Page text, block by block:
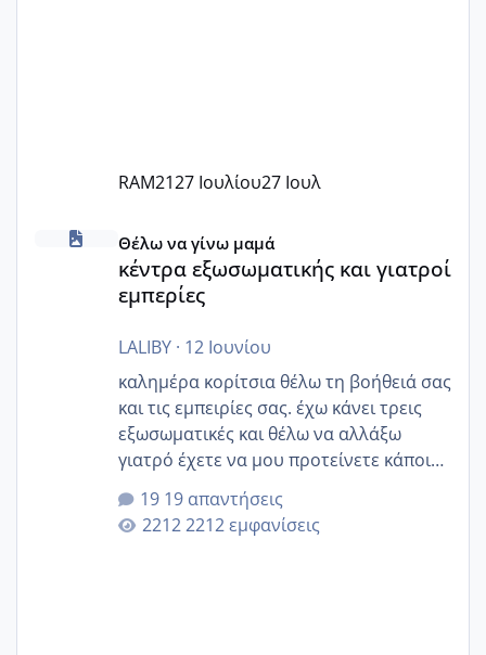
RAM2127 Ιουλίου27 Ιουλ
κέντρα εξωσωματικής και γιατροί εμπερίες
Θέλω να γίνω μαμά
κέντρα εξωσωματικής και γιατροί
εμπερίες
LALIBY· 12 Ιουνίου
καλημέρα κορίτσια θέλω τη βοήθειά σας
και τις εμπειρίες σας. έχω κάνει τρεις
εξωσωματικές και θέλω να αλλάξω
γιατρό έχετε να μου προτείνετε κάποιον
που μείνατε ευχαριστημένες και είχατε
επιιτυχία? έκανα στο υγεία με τον
ζερβομανωλάκη (δεν το εψαξε καθόλου
19 απαντήσεις
2212 εμφανίσεις